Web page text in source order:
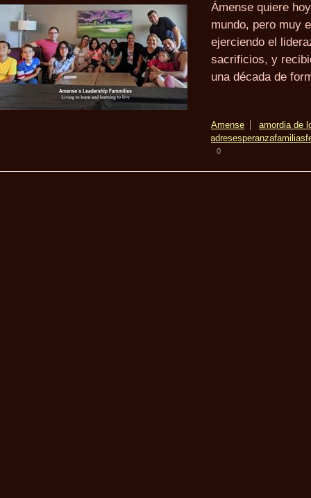
Ámense quiere
mundo, pero muy
ejerciendo el
sacrificios, y
una década de
Amense amordia de
padresesperanzafamilias
0